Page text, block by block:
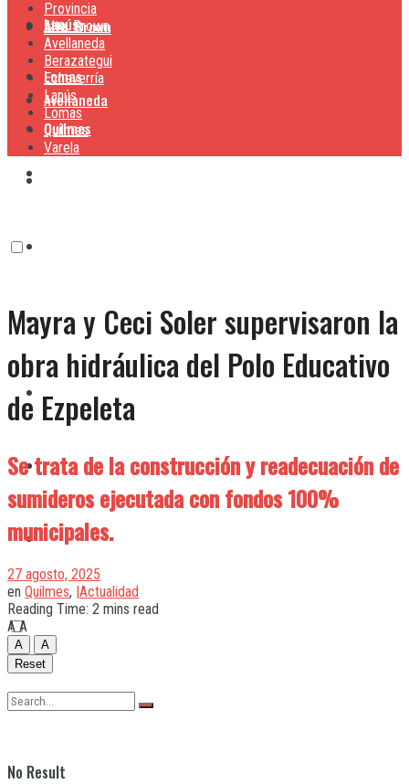
Lanús
Lomas
Quilmes
Alte. Brown
Avellaneda
Lanús
Lomas
Quilmes
Varela
No Result
Provincia
Alte. Brown
Avellaneda
Berazategui
Echeverría
Lanús
Lomas
Quilmes
Varela
Mayra y Ceci Soler supervisaron la
obra hidráulica del Polo Educativo
de Ezpeleta
Se trata de la construcción y readecuación de
sumideros ejecutada con fondos 100%
municipales.
27 agosto, 2025
en Quilmes, |Actualidad
Reading Time: 2 mins read
A A
A
A
Reset